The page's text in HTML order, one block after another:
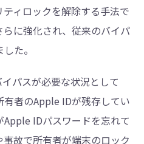
ィロックを解除する手法で
に強化され、従来のバイパ
た。
パスが必要な状況として
者のApple IDが残存してい
IDパスワードを忘れて
故で所有者が端末のロック